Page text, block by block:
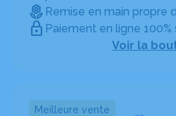
Remise en main propre
Paiement en ligne 100%
Voir la
Meilleure vente